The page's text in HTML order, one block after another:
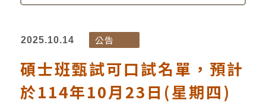
2025.10.14 公告
碩士班甄試可口試名單，預計
於114年10月23日(星期四)